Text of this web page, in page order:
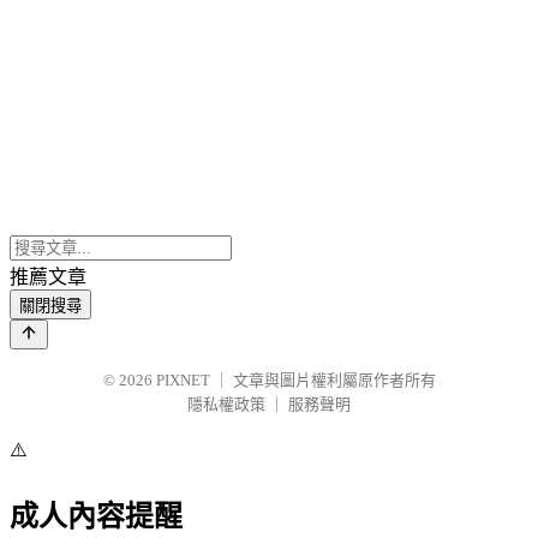
推薦文章
關閉搜尋
© 2026 PIXNET
文章與圖片權利屬原作者所有
隱私權政策
服務聲明
⚠️
成人內容提醒